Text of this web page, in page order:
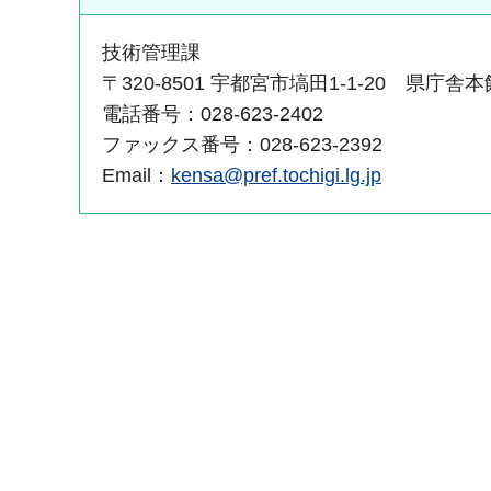
技術管理課
〒320-8501 宇都宮市塙田1-1-20 県庁舎本
電話番号：028-623-2402
ファックス番号：028-623-2392
Email： kensa@pref.tochigi.lg.jp